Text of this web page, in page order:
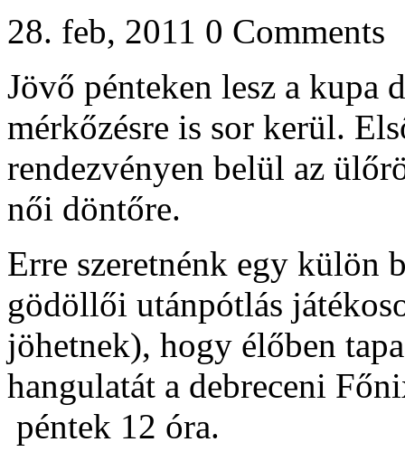
28. feb, 2011 0 Comments
Jövő pénteken lesz a kupa
mérkőzésre is sor kerül.
rendezvényen belül az
női döntőre.
Erre szeretnénk egy külön
gödöllői utánpótlás
jöhetnek), hogy élőben
hangulatát a debreceni
péntek 12 óra.